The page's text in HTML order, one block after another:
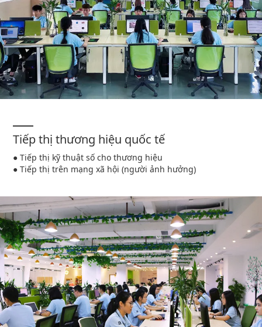
Tiếp thị thương hiệu quốc tế
● Tiếp thị kỹ thuật số cho thương hiệu
● Tiếp thị trên mạng xã hội (người ảnh hưởng)